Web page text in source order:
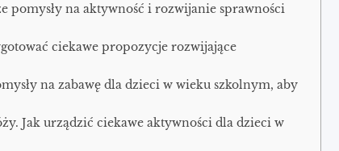
pomysły na aktywność i rozwijanie sprawności
ciekawe propozycje rozwijające
na zabawę dla dzieci w wieku szkolnym, aby
Jak urządzić ciekawe aktywności dla dzieci w